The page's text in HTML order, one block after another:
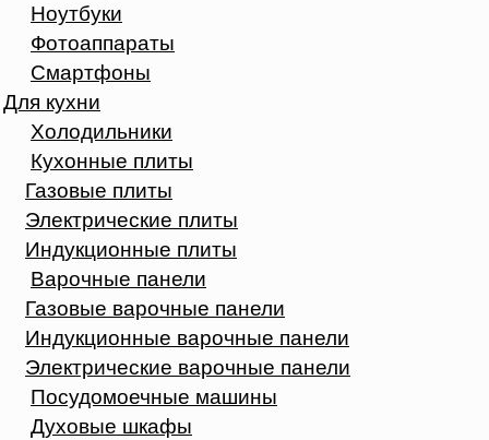
Ноутбуки
Фотоаппараты
Смартфоны
Для кухни
Холодильники
Кухонные плиты
Газовые плиты
Электрические плиты
Индукционные плиты
Варочные панели
Газовые варочные панели
Индукционные варочные панели
Электрические варочные панели
Посудомоечные машины
Духовые шкафы